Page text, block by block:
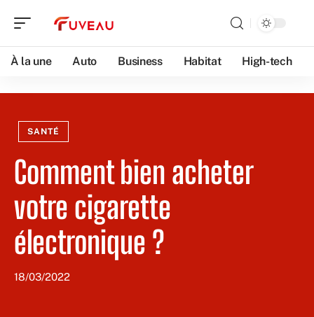
À la une Auto Business Habitat High-tech
SANTÉ
Comment bien acheter
votre cigarette
électronique ?
18/03/2022